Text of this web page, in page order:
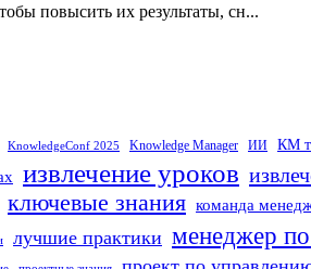
повысить их результаты, сн...
KnowledgeConf 2025 Knowledge Manager ИИ КМ
извлечение уроков
ключевые знания команда
лучшие практики менеджер